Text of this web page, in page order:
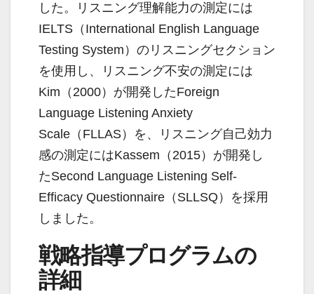
した。リスニング理解能力の測定には
IELTS（International English Language
Testing System）のリスニングセクション
を使用し、リスニング不安の測定には
Kim（2000）が開発したForeign
Language Listening Anxiety
Scale（FLLAS）を、リスニング自己効力
感の測定にはKassem（2015）が開発し
たSecond Language Listening Self-
Efficacy Questionnaire（SLLSQ）を採用
しました。
戦略指導プログラムの
詳細